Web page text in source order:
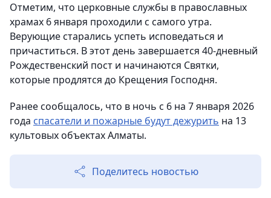
Отметим, что церковные службы в православных
храмах 6 января проходили с самого утра.
Верующие старались успеть исповедаться и
причаститься. В этот день завершается 40-дневный
Рождественский пост и начинаются Святки,
которые продлятся до Крещения Господня.
Ранее сообщалось, что в ночь с 6 на 7 января 2026
года спасатели и пожарные будут дежурить на 13
культовых объектах Алматы.
Поделитесь новостью